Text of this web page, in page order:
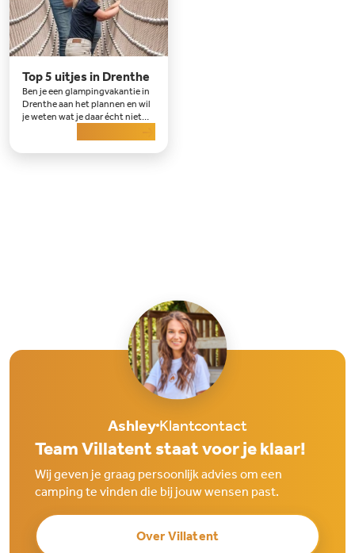
Top 5 uitjes in Drenthe
Ben je een glampingvakantie in
Drenthe aan het plannen en wil
je weten wat je daar écht niet
goed. Drenthe is misschien
rustig en groen, m
Ashley Klantcontact
Team Villatent staat voor je klaar!
Wij geven je graag persoonlijk advies om een
camping te vinden die bij jouw wensen past.
Over Villatent